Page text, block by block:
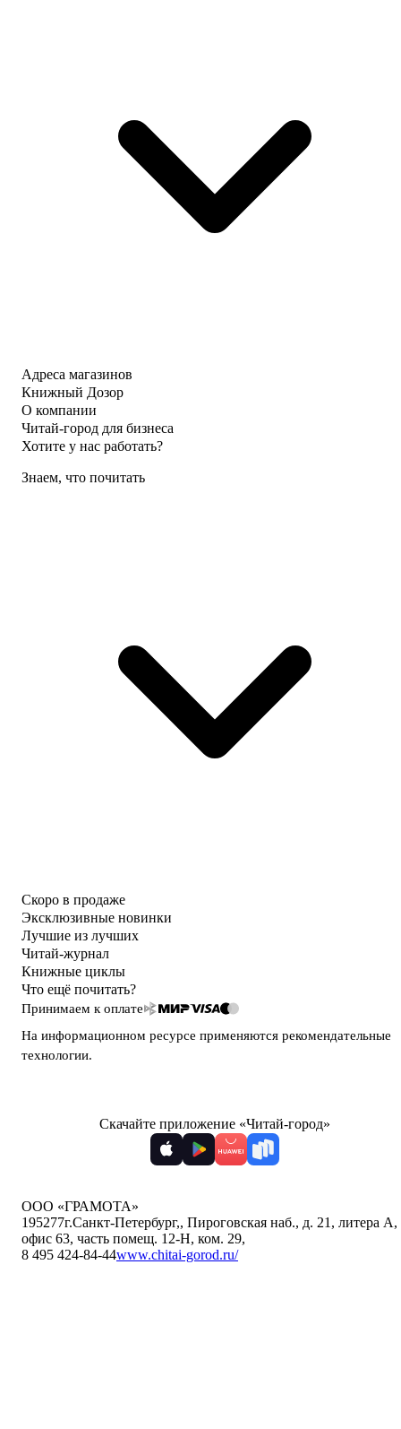
Адреса магазинов
Книжный Дозор
О компании
Читай-город для бизнеса
Хотите у нас работать?
Знаем, что почитать
Скоро в продаже
Эксклюзивные новинки
Лучшие из лучших
Читай-журнал
Книжные циклы
Что ещё почитать?
Принимаем к оплате
На информационном ресурсе применяются рекомендательные
технологии.
Скачайте приложение «Читай-город»
ООО «ГРАМОТА»
195277г.Санкт-Петербург,, Пироговская наб., д. 21, литера А,
офис 63, часть помещ. 12-Н, ком. 29,
8 495 424-84-44www.chitai-gorod.ru/